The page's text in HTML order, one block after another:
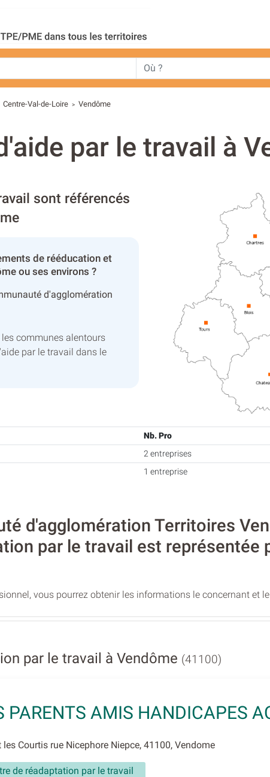
Centre-Val-de-Loire > Vendôme
par le travail à
sont référencés
de rééducation et
ou ses environs ?
d'agglomération
les communes alentours
par le travail dans le
Nb. Pro
2 entreprises
1 entreprise
d'agglomération Territoires
par le travail est représentée
vous pourrez obtenir les informations le concernant et
par le travail à Vendôme (41100)
PARENTS AMIS HANDICAPES
les Courtis rue Nicephore Niepce, 41100, Vendome
de réadaptation par le travail